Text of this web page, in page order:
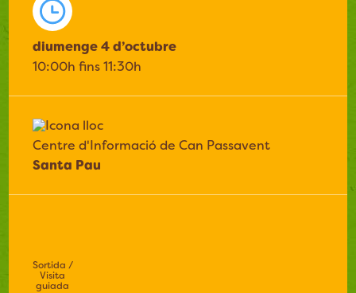
diumenge 4 d’octubre
10:00h fins 11:30h
Centre d'Informació de Can Passavent
Santa Pau
Sortida /
Visita
guiada